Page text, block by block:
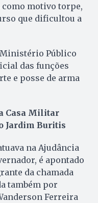
motivo torpe,
que dificultou a
Público
das funções
e posse de arma
Casa Militar
Jardim Buritis
na Ajudância
é apontado
da chamada
também por
Ferreira